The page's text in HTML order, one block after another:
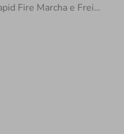
Par Alavanca de Cambio 21v Rapid Fire Marcha e Freio Alumínio com Cabos